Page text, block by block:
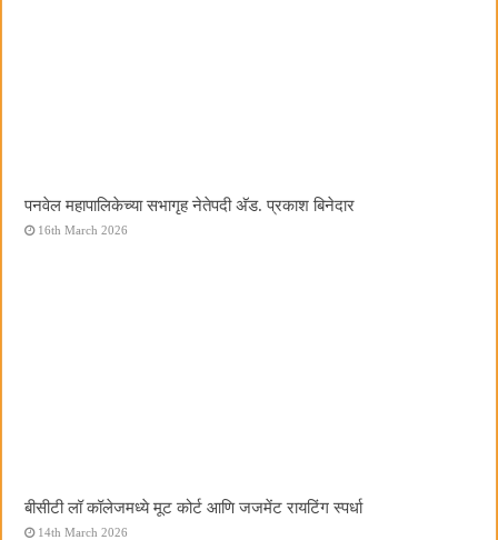
पनवेल महापालिकेच्या सभागृह नेतेपदी अ‍ॅड. प्रकाश बिनेदार
16th March 2026
बीसीटी लॉ कॉलेजमध्ये मूट कोर्ट आणि जजमेंट रायटिंग स्पर्धा
14th March 2026